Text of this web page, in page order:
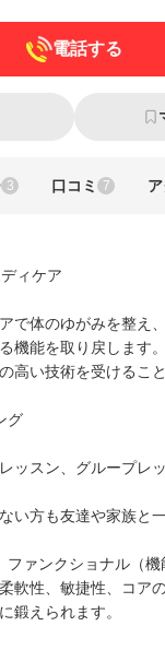
電話する
3 口コミ 7
ィケア
で体のゆがみを整え
機能を取り戻します
高い技術を受けるこ
グ
ッスン、グループレ
い方も友達や家族と
ファンクショナル（
軟性、敏捷性、コア
鍛えられます。